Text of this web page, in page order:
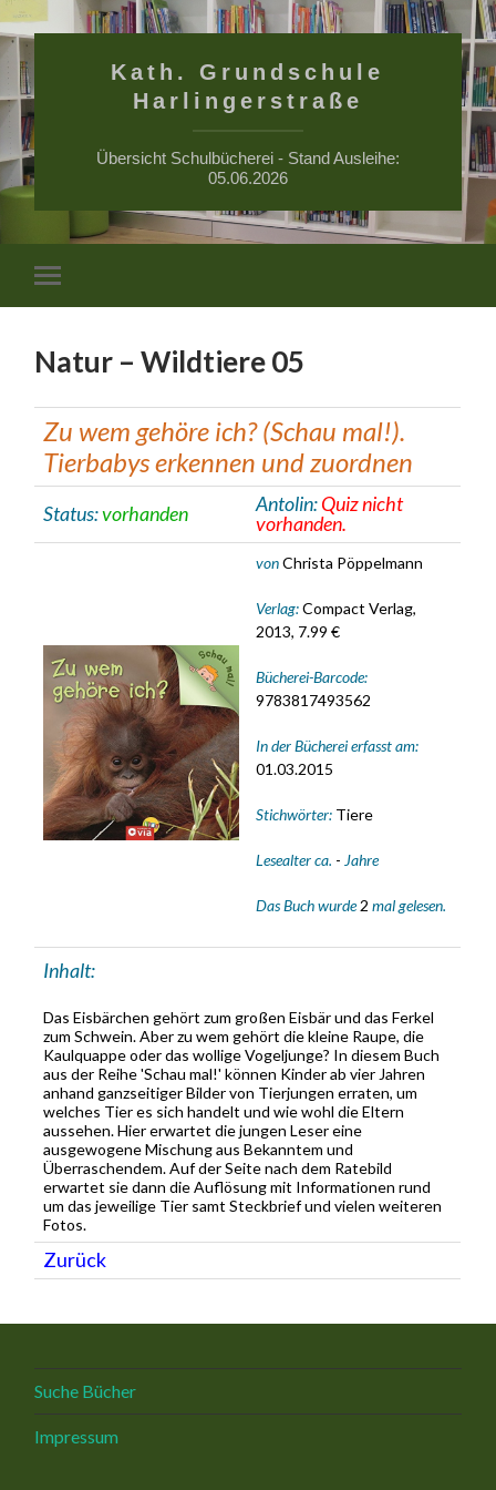
Kath. Grundschule
Harlingerstraße
Übersicht Schulbücherei - Stand Ausleihe:
05.06.2026
Mobile-
Menü
Natur – Wildtiere 05
Zu wem gehöre ich? (Schau mal!).
Tierbabys erkennen und zuordnen
Status:vorhanden Antolin:Quiz nicht
vorhanden.
vonChrista Pöppelmann
Verlag:Compact Verlag,
2013, 7.99 €
Bücherei-Barcode:
9783817493562
In der Bücherei erfasst am:
01.03.2015
Stichwörter: Tiere
Lesealter ca. - Jahre
Das Buch wurde2 mal gelesen.
Inhalt:
Das Eisbärchen gehört zum großen Eisbär und das Ferkel
zum Schwein. Aber zu wem gehört die kleine Raupe, die
Kaulquappe oder das wollige Vogeljunge? In diesem Buch
aus der Reihe 'Schau mal!' können Kinder ab vier Jahren
anhand ganzseitiger Bilder von Tierjungen erraten, um
welches Tier es sich handelt und wie wohl die Eltern
aussehen. Hier erwartet die jungen Leser eine
ausgewogene Mischung aus Bekanntem und
Überraschendem. Auf der Seite nach dem Ratebild
erwartet sie dann die Auflösung mit Informationen rund
um das jeweilige Tier samt Steckbrief und vielen weiteren
Fotos.
Zurück
Suche Bücher
Impressum